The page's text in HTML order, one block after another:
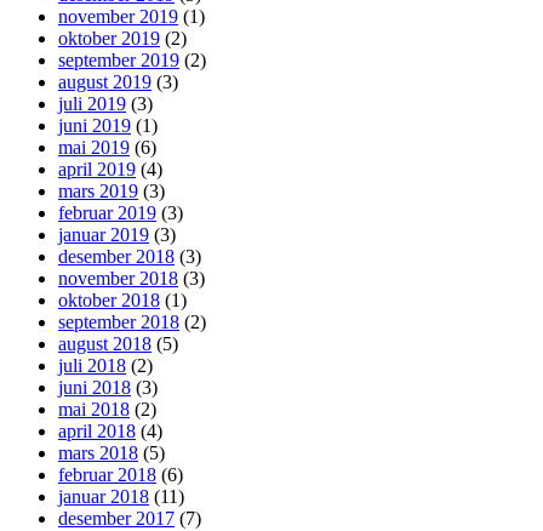
november 2019 (1)
oktober 2019 (2)
september 2019 (2)
august 2019 (3)
juli 2019 (3)
juni 2019 (1)
mai 2019 (6)
april 2019 (4)
mars 2019 (3)
februar 2019 (3)
januar 2019 (3)
desember 2018 (3)
november 2018 (3)
oktober 2018 (1)
september 2018 (2)
august 2018 (5)
juli 2018 (2)
juni 2018 (3)
mai 2018 (2)
april 2018 (4)
mars 2018 (5)
februar 2018 (6)
januar 2018 (11)
desember 2017 (7)